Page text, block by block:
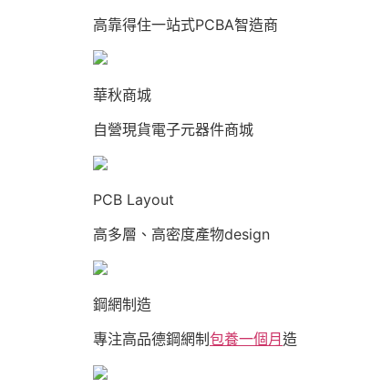
高靠得住一站式PCBA智造商
華秋商城
自營現貨電子元器件商城
PCB Layout
高多層、高密度產物design
鋼網制造
專注高品德鋼網制 包養一個月 造